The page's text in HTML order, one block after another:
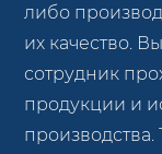
либо
их качество.
сотрудник
продукции и